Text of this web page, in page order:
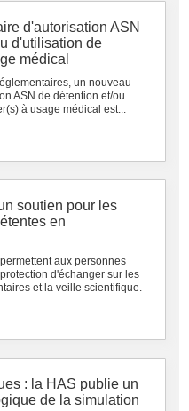
d'autorisation ASN
d'utilisation de
médical
un nouveau
ASN de détention et/ou
à usage médical est...
soutien pour les
en
aux personnes
d'échanger sur les
et la veille scientifique.
: la HAS publie un
de la simulation